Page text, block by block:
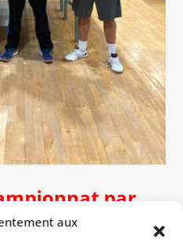
aux
par
phase 2 J2